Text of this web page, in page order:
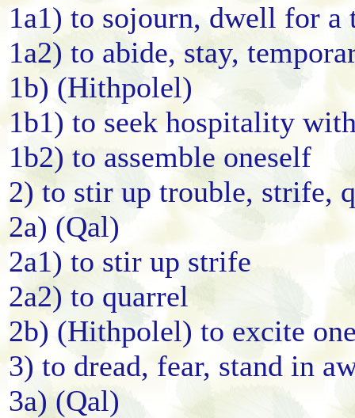
1a1) to sojourn, dwell for a
1a2) to abide, stay,
1b) (Hithpolel)
1b1) to seek hospitality
1b2) to assemble oneself
2) to stir up trouble, strife,
2a) (Qal)
2a1) to stir up strife
2a2) to quarrel
2b) (Hithpolel) to excite
3) to dread, fear, stand in
3a) (Qal)